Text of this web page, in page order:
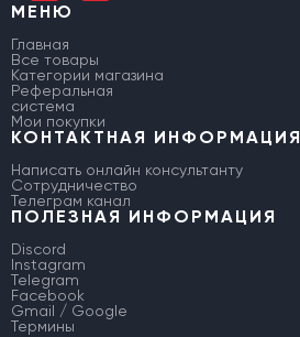
МЕНЮ
Главная
Все товары
Категории магазина
Реферальная
система
Мои покупки
КОНТАКТНАЯ ИНФОРМАЦИЯ
Написать онлайн консультанту
Сотрудничество
Телеграм канал
ПОЛЕЗНАЯ ИНФОРМАЦИЯ
Discord
Instagram
Telegram
Facebook
Gmail / Google
Термины